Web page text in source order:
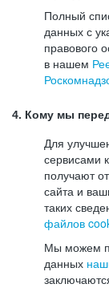
Полный
данных с
правового
в нашем
4. Кому мы
Для
сервисами
получают
сайта и
таких
файлов
Мы можем
данных